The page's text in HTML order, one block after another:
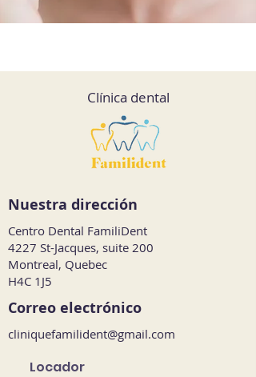
Clínica dental
Nuestra dirección
Centro Dental FamiliDent
4227 St-Jacques, suite 200
Montreal, Quebec
H4C 1J5
Correo electrónico
cliniquefamilident@gmail.com
Locador